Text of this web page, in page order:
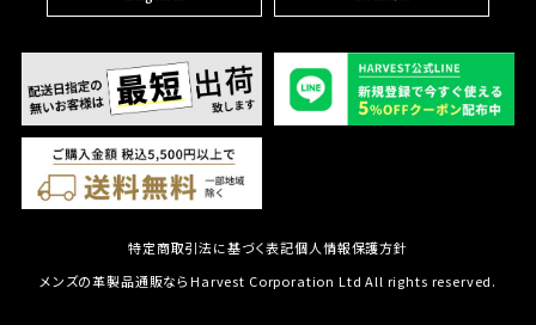
特定商取引法に基づく表記個人情報保護方針
メンズの革製品通販ならHarvest Corporation Ltd All rights reserved.